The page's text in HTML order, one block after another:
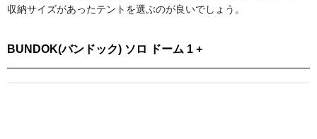
収納サイズがあったテントを選ぶのが良いでしょう。
BUNDOK(バンドック) ソロ ドーム 1 +